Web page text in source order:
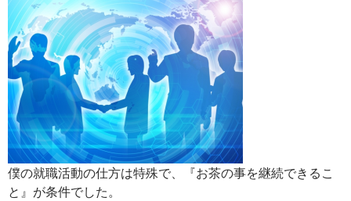
僕の就職活動の仕方は特殊で、『お茶の事を継続できるこ
と』が条件でした。